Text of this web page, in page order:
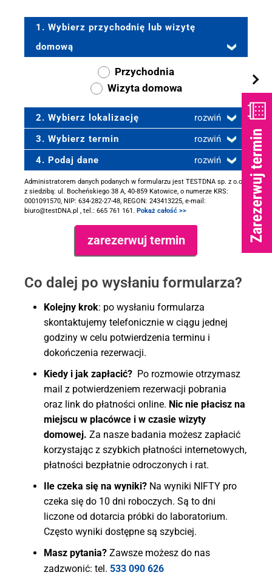
1. Wybierz przychodnię lub wizytę
domową
Przychodnia
Wizyta domowa
2. Wybierz lokalizację
rozwiń
3. Wybierz termin
rozwiń
4. Podaj dane
rozwiń
Administratorem danych podanych w formularzu jest TESTDNA sp. z o.o.
z siedzibą: ul. Bocheńskiego 38 A, 40-859 Katowice, o numerze KRS:
0001091570, NIP: 634-282-27-48, REGON: 243413225, e-mail:
biuro@testDNA.pl , tel.: 665 761 161. Pokaż całość >>
Co dalej po wysłaniu formularza?
Kolejny krok: po wysłaniu formularza
skontaktujemy telefonicznie w ciągu jednej
godziny w celu potwierdzenia terminu i
dokończenia rezerwacji.
Kiedy i jak zapłacić? Po rozmowie otrzymasz
mail z potwierdzeniem rezerwacji pobrania
oraz link do płatności online. Nic nie płacisz na
miejscu w placówce i w czasie wizyty
domowej. Za nasze badania możesz zapłacić
korzystając z szybkich płatności internetowych,
płatności bezpłatnie odroczonych i rat.
Ile czeka się na wyniki? Na wyniki NIFTY pro
czeka się do 10 dni roboczych. Są to dni
liczone od dotarcia próbki do laboratorium.
Często wyniki dostępne są szybciej.
Masz pytania? Zawsze możesz do nas
zadzwonić: tel. 533 090 626